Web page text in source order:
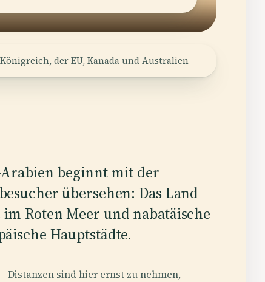
der EU, Kanada und Australien
beginnt mit der
übersehen: Das Land
Roten Meer und nabatäische
Hauptstädte.
Distanzen sind hier ernst zu nehmen,